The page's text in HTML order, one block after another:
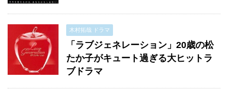
木村拓哉 ドラマ
「ラブジェネレーション」20歳の松
たか子がキュート過ぎる大ヒットラ
ブドラマ